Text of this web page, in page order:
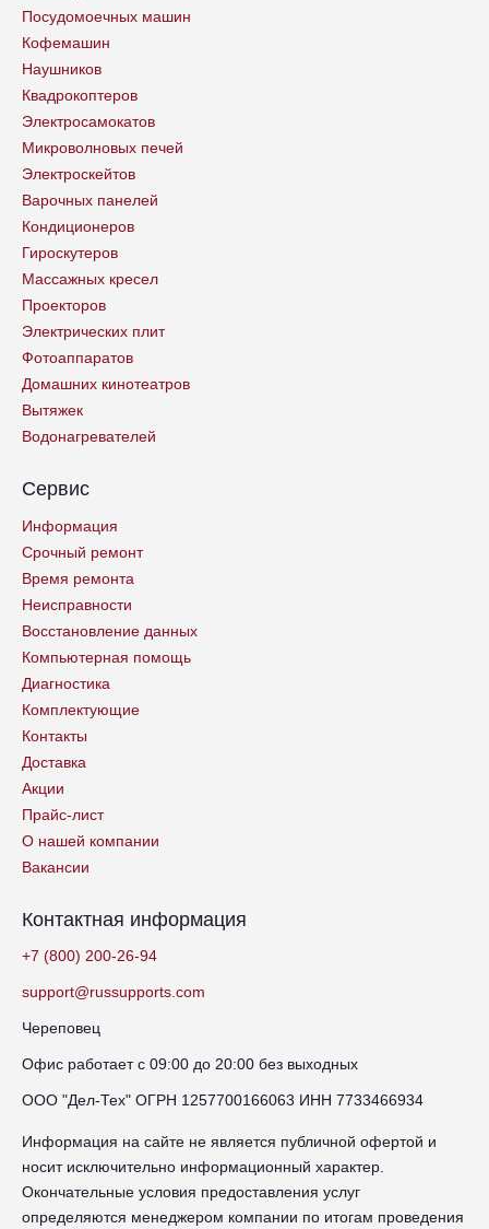
Посудомоечных машин
Кофемашин
Наушников
Квадрокоптеров
Электросамокатов
Микроволновых печей
Электроскейтов
Варочных панелей
Кондиционеров
Гироскутеров
Массажных кресел
Проекторов
Электрических плит
Фотоаппаратов
Домашних кинотеатров
Вытяжек
Водонагревателей
Сервис
Информация
Срочный ремонт
Время ремонта
Неисправности
Восстановление данных
Компьютерная помощь
Диагностика
Комплектующие
Контакты
Доставка
Акции
Прайс-лист
О нашей компании
Вакансии
Контактная информация
+7 (800) 200-26-94
support@russupports.com
Череповец
Офис работает с 09:00 до 20:00 без выходных
ООО "Дел-Тех" ОГРН 1257700166063 ИНН 7733466934
Информация на сайте не является публичной офертой и
носит исключительно информационный характер.
Окончательные условия предоставления услуг
определяются менеджером компании по итогам проведения